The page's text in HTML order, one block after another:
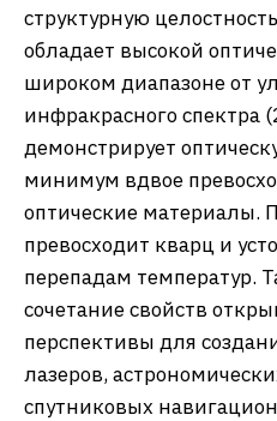
структурную
обладает высокой
широком диапазоне от
инфракрасного спектра
демонстрирует
минимум вдвое
оптические материалы.
превосходит кварц и
перепадам температур.
сочетание свойств
перспективы для
лазеров,
спутниковых